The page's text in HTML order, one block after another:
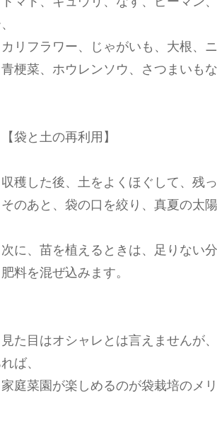
リフラワー、じゃがいも、大根、
梗菜、ホウレンソウ、さつまいも
袋と土の再利用】
穫した後、土をよくほぐして、残
のあと、袋の口を絞り、真夏の太
に、苗を植えるときは、足りない
料を混ぜ込みます。
た目はオシャレとは言えませんが
ば、
庭菜園が楽しめるのが袋栽培のメ